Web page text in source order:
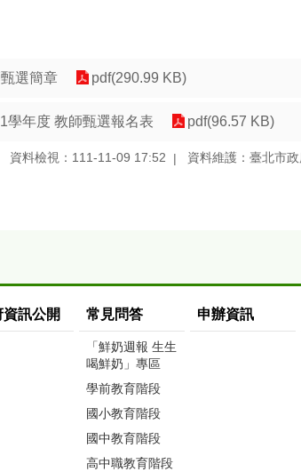
選簡章 pdf(290.99 KB)
學年度 教師甄選報名表 pdf(96.57 KB)
資料檢視：111-11-09 17:52 資料維護：臺北市
資訊公開 常見問答
「鮮奶週報 生生
喝鮮奶」專區
學前教育階段
國小教育階段
國中教育階段
高中職教育階段
申辦資訊